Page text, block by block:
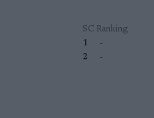
SC Ranking
1
-
2
-